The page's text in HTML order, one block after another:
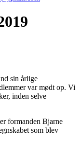
sin årlige
var mødt op. Vi
inden selve
formanden Bjarne
som blev